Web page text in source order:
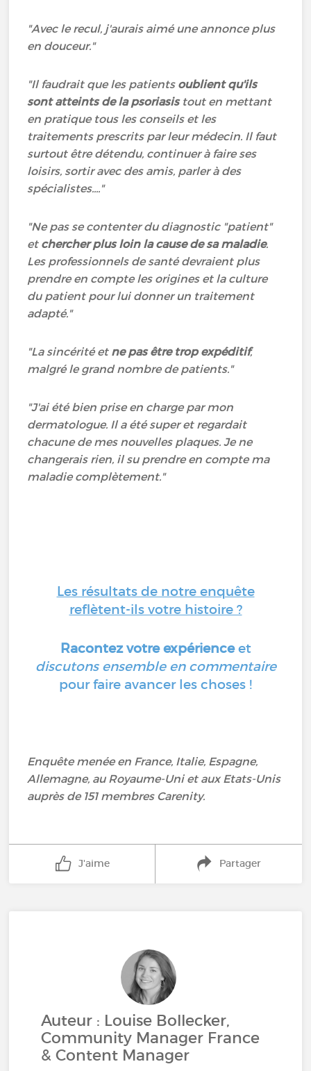
"Avec le recul, j'aurais aimé une annonce plus
en douceur."
"Il faudrait que les patients oublient qu'ils
sont atteints de la psoriasistout en mettant
en pratique tous les conseils et les
traitements prescrits par leur médecin. Il faut
surtout être détendu, continuer à faire ses
loisirs, sortir avec des amis, parler à des
spécialistes...."
"Ne pas se contenter du diagnostic "patient"
et chercher plus loin la cause de sa maladie.
Les professionnels de santé devraient plus
prendre en compte les origines et la culture
du patient pour lui donner un traitement
adapté."
"La sincérité et ne pas être trop expéditif,
malgré le grand nombre de patients."
"J'ai été bien prise en charge par mon
dermatologue. Il a été super et regardait
chacune de mes nouvelles plaques. Je ne
changerais rien, il su prendre en compte ma
maladie complètement."
Les résultats de notre enquête
reflètent-ils votre histoire ?
Racontez votre expérienceet
discutons ensemble en commentaire
pour faire avancer les choses !
Enquête menée en France, Italie, Espagne,
Allemagne, au Royaume-Uni et aux Etats-Unis
auprès de 151 membres Carenity.
J'aime Partager
Auteur : Louise Bollecker,
Community Manager France
& Content Manager